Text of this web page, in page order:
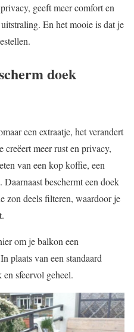
geeft meer comfort en
En het mooie is dat je
doek
een extraatje, het verandert
creëert meer rust en privacy,
van een kop koffie, een
beschermt een doek
zon deels filteren, waardoor je
om je balkon een
plaats van een standaard
en sfeervol geheel.